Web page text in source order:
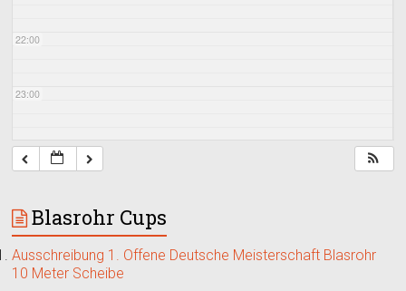
22:00
23:00
Blasrohr Cups
Ausschreibung 1. Offene Deutsche Meisterschaft Blasrohr
10 Meter Scheibe